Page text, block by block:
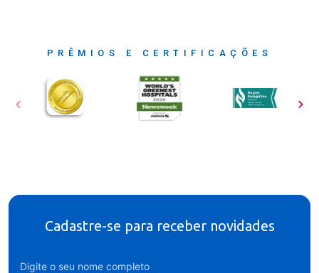
PRÊMIOS E CERTIFICAÇÕES
Cadastre-se para receber novidades